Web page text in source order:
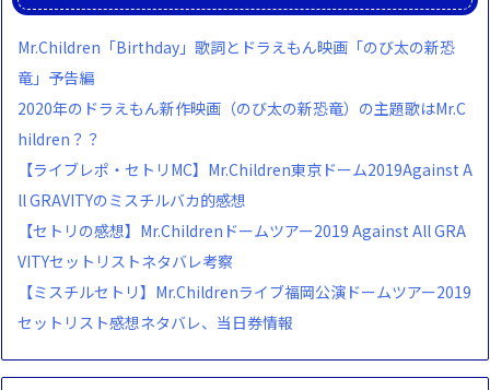
Mr.Children「Birthday」歌詞とドラえもん映画「のび太の新恐
竜」予告編
2020年のドラえもん新作映画（のび太の新恐竜）の主題歌はMr.C
hildren？？
【ライブレポ・セトリMC】Mr.Children東京ドーム2019Against A
ll GRAVITYのミスチルバカ的感想
【セトリの感想】Mr.Childrenドームツアー2019 Against All GRA
VITYセットリストネタバレ考察
【ミスチルセトリ】Mr.Childrenライブ福岡公演ドームツアー2019
セットリスト感想ネタバレ、当日券情報